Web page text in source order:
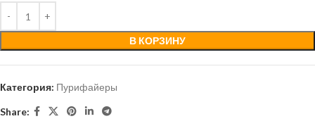
В КОРЗИНУ
Категория: Пурифайеры
Share: